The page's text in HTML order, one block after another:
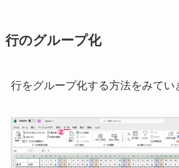
行のグループ化
行をグループ化する方法をみてい